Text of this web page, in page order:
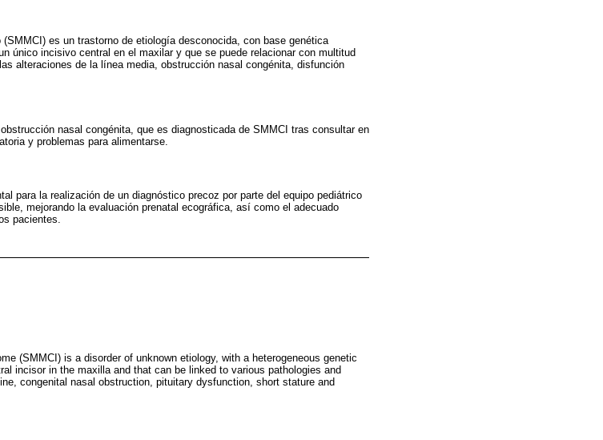
es un trastorno de etiología desconocida, con base genética
único incisivo central en el maxilar y que se puede relacionar con multitud
alteraciones de la línea media, obstrucción nasal congénita, disfunción
nasal congénita, que es diagnosticada de SMMCI tras consultar en
y problemas para alimentarse.
para la realización de un diagnóstico precoz por parte del equipo pediátrico
mejorando la evaluación prenatal ecográfica, así como el adecuado
pacientes.
(SMMCI) is a disorder of unknown etiology, with a heterogeneous genetic
incisor in the maxilla and that can be linked to various pathologies and
congenital nasal obstruction, pituitary dysfunction, short stature and